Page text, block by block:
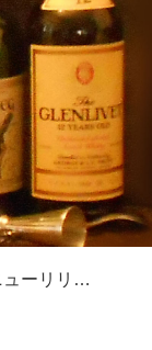
ニュース＆ニューリリース